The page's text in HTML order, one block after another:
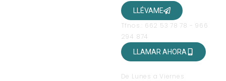
LLÉVAME
Tfnos.: 662 53 78 78 - 966
294 874
LLAMAR AHORA
De Lunes a Viernes